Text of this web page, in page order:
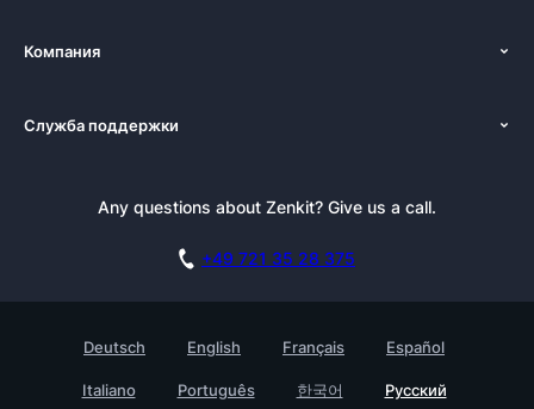
Ценообразование
Альтернативы
Документация
Заказать демонстрацию
Компания
Новости
Testimonials
Предприятие
Служба поддержки
РассылкаAny questions about Zenkit? Give us a call.
+49 721 35 28 375
Deutsch English Français Español
Italiano Português 한국어 Русский